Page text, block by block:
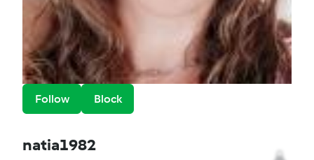
Follow Block
natia1982